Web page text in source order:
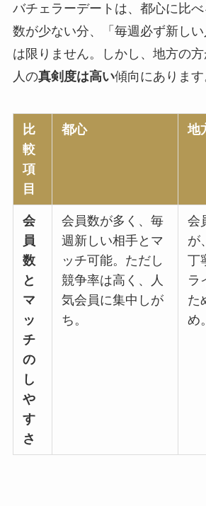
バチェラーデートは、都心に比
数が少ない分、「毎週必ず新し
は限りません。しかし、地方の
人の真剣度は高い傾向にあります
比
較
項
目
都心 地
会
員
数
と
マ
ッ
チ
の
し
や
す
さ
会員数が多く、毎
週新しい相手とマ
ッチ可能。ただし
競争率は高く、人
気会員に集中しが
ち。
会
が
丁
ラ
た
め。